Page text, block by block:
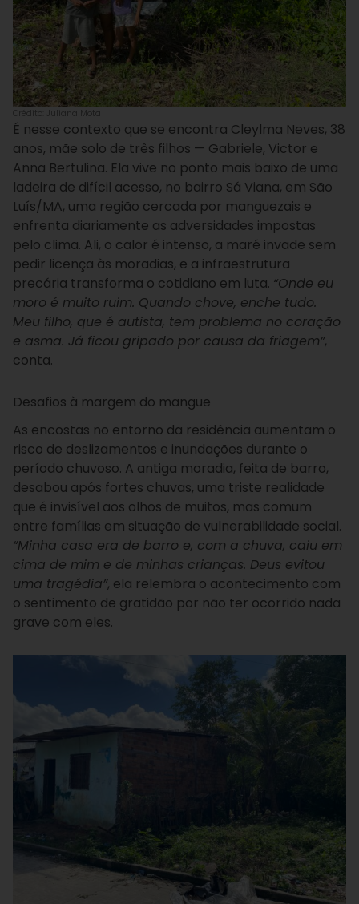
Crédito: Juliana Mota
É nesse contexto que se encontra Cleylma Neves, 38
anos, mãe solo de três filhos — Gabriele, Victor e
Anna Bertulina. Ela vive no ponto mais baixo de uma
ladeira de difícil acesso, no bairro Sá Viana, em São
Luís/MA, uma região cercada por manguezais e
enfrenta diariamente as adversidades impostas
pelo clima. Ali, o calor é intenso, a maré invade sem
pedir licença às moradias, e a infraestrutura
precária transforma o cotidiano em luta. “Onde eu
moro é muito ruim. Quando chove, enche tudo.
Meu filho, que é autista, tem problema no coração
e asma. Já ficou gripado por causa da friagem”,
conta.
Desafios à margem do mangue
As encostas no entorno da residência aumentam o
risco de deslizamentos e inundações durante o
período chuvoso. A antiga moradia, feita de barro,
desabou após fortes chuvas, uma triste realidade
que é invisível aos olhos de muitos, mas comum
entre famílias em situação de vulnerabilidade social.
“Minha casa era de barro e, com a chuva, caiu em
cima de mim e de minhas crianças. Deus evitou
uma tragédia”, ela relembra o acontecimento com
o sentimento de gratidão por não ter ocorrido nada
grave com eles.